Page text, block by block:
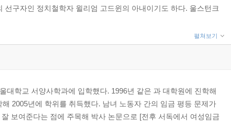
구자인 정치철학자 윌리엄 고드윈의 아내이기도 하다. 울스턴크
펼쳐보기
대학교 서양사학과에 입학했다. 1996년 같은 과 대학원에 진학해
2005년에 학위를 취득했다. 남녀 노동자 간의 임금 평등 문제가
보여준다는 점에 주목해 박사 논문으로 [전후 서독에서 여성임금